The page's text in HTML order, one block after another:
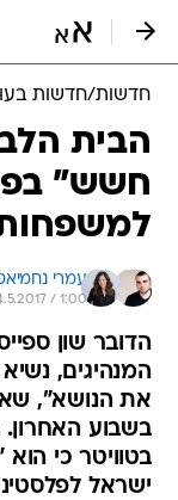
חדשות/חדשות
הבית
חשש"
עמרי
/ 1:00
הדובר שון
המנהיגים,
את הנושא",
בשבוע
בטוויטר כי
ישראל